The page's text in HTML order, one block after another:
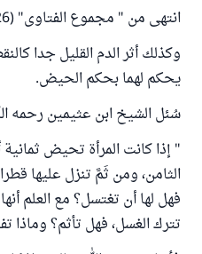
انتهى من " مجموع الفتاوى" (26 / 220).
وكذلك أثر الدم القليل جدا
يحكم لهما بحكم الحيض.
سُئل الشيخ ابن عثيمين رحمه
" إذا كانت المرأة تحيض
الثامن، ومن ثَمَّ تنزل عليها
فهل لها أن تغتسل؟ مع العلم
تترك الغسل، فهل تأثم؟ وماذا